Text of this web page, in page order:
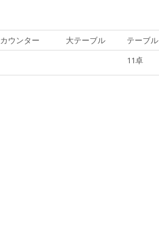
カウンター 大テーブル テーブル
11卓